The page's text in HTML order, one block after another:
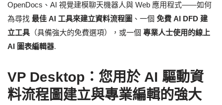
OpenDocs、AI 視覺建模聊天機器人與 Web 應用程式——如何
為尋找 最佳 AI 工具來建立資料流程圖 、一個 免費 AI DFD 建
立工具 （具備強大的免費選項），或一個 專業人士使用的線上
AI 圖表編輯器.
VP Desktop：您用於 AI 驅動資
料流程圖建立與專業編輯的強大